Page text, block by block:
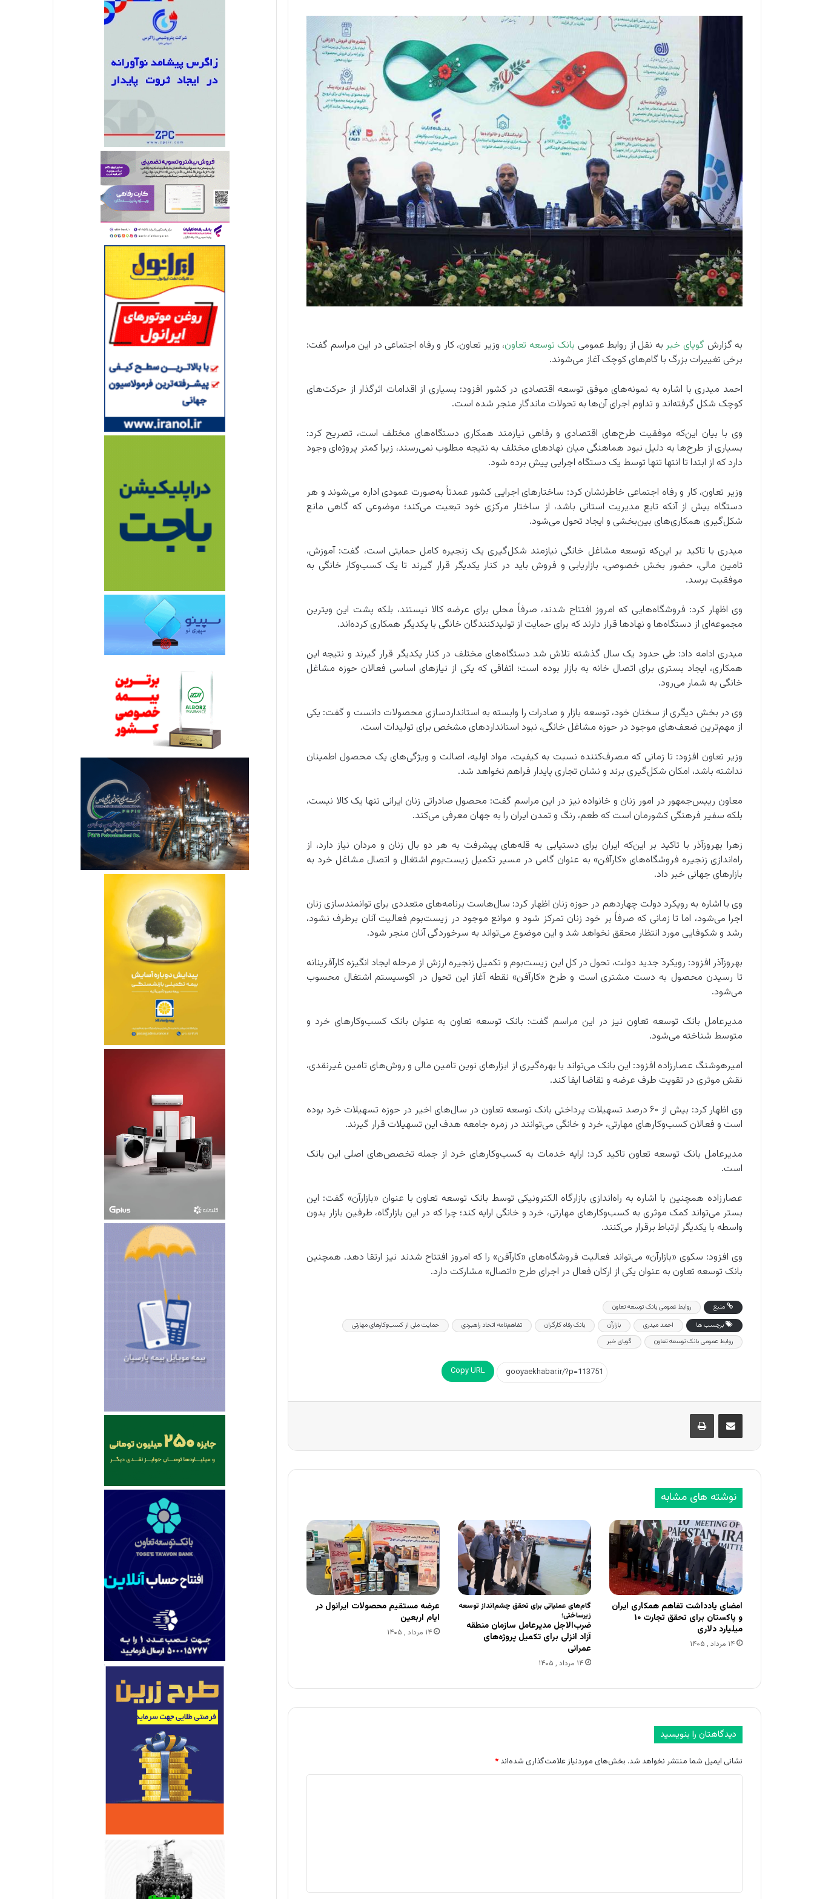
به گزارش گویای خبربه نقل از روابط عمومی بانک توسعه تعاون، وزیر تعاون، کار و رفاه اجتماعی در این مراسم گفت:
برخی تغییرات بزرگ با گام‌های کوچک آغاز می‌شوند.
احمد میدری با اشاره به نمونه‌های موفق توسعه اقتصادی در کشور افزود: بسیاری از اقدامات اثرگذار از حرکت‌های
کوچک شکل گرفته‌اند و تداوم اجرای آن‌ها به تحولات ماندگار منجر شده است.
وی با بیان این‌که موفقیت طرح‌های اقتصادی و رفاهی نیازمند همکاری دستگاه‌های مختلف است، تصریح کرد:
بسیاری از طرح‌ها به دلیل نبود هماهنگی میان نهادهای مختلف به نتیجه مطلوب نمی‌رسند، زیرا کمتر پروژه‌ای وجود
دارد که از ابتدا تا انتها تنها توسط یک دستگاه اجرایی پیش برده شود.
وزیر تعاون، کار و رفاه اجتماعی خاطرنشان کرد: ساختارهای اجرایی کشور عمدتاً به‌صورت عمودی اداره می‌شوند و هر
دستگاه بیش از آنکه تابع مدیریت استانی باشد، از ساختار مرکزی خود تبعیت می‌کند؛ موضوعی که گاهی مانع
شکل‌گیری همکاری‌های بین‌بخشی و ایجاد تحول می‌شود.
میدری با تاکید بر این‌که توسعه مشاغل خانگی نیازمند شکل‌گیری یک زنجیره کامل حمایتی است، گفت: آموزش،
تامین مالی، حضور بخش خصوصی، بازاریابی و فروش باید در کنار یکدیگر قرار گیرند تا یک کسب‌وکار خانگی به
موفقیت برسد.
وی اظهار کرد: فروشگاه‌هایی که امروز افتتاح شدند، صرفاً محلی برای عرضه کالا نیستند، بلکه پشت این ویترین
مجموعه‌ای از دستگاه‌ها و نهادها قرار دارند که برای حمایت از تولیدکنندگان خانگی با یکدیگر همکاری کرده‌اند.
میدری ادامه داد: طی حدود یک سال گذشته تلاش شد دستگاه‌های مختلف در کنار یکدیگر قرار گیرند و نتیجه این
همکاری، ایجاد بستری برای اتصال خانه به بازار بوده است؛ اتفاقی که یکی از نیازهای اساسی فعالان حوزه مشاغل
خانگی به شمار می‌رود.
وی در بخش دیگری از سخنان خود، توسعه بازار و صادرات را وابسته به استانداردسازی محصولات دانست و گفت: یکی
از مهم‌ترین ضعف‌های موجود در حوزه مشاغل خانگی، نبود استانداردهای مشخص برای تولیدات است.
وزیر تعاون افزود: تا زمانی که مصرف‌کننده نسبت به کیفیت، مواد اولیه، اصالت و ویژگی‌های یک محصول اطمینان
نداشته باشد، امکان شکل‌گیری برند و نشان تجاری پایدار فراهم نخواهد شد.
معاون رییس‌جمهور در امور زنان و خانواده نیز در این مراسم گفت: محصول صادراتی زنان ایرانی تنها یک کالا نیست،
بلکه سفیر فرهنگی کشورمان است که طعم، رنگ و تمدن ایران را به جهان معرفی می‌کند.
زهرا بهروزآذر با تاکید بر این‌که ایران برای دستیابی به قله‌های پیشرفت به هر دو بال زنان و مردان نیاز دارد، از
راه‌اندازی زنجیره فروشگاه‌های «کارآفن» به عنوان گامی در مسیر تکمیل زیست‌بوم اشتغال و اتصال مشاغل خرد به
بازارهای جهانی خبر داد.
وی با اشاره به رویکرد دولت چهاردهم در حوزه زنان اظهار کرد: سال‌هاست برنامه‌های متعددی برای توانمندسازی زنان
اجرا می‌شود، اما تا زمانی که صرفاً بر خود زنان تمرکز شود و موانع موجود در زیست‌بوم فعالیت آنان برطرف نشود،
رشد و شکوفایی مورد انتظار محقق نخواهد شد و این موضوع می‌تواند به سرخوردگی آنان منجر شود.
بهروزآذر افزود: رویکرد جدید دولت، تحول در کل این زیست‌بوم و تکمیل زنجیره ارزش از مرحله ایجاد انگیزه کارآفرینانه
تا رسیدن محصول به دست مشتری است و طرح «کارآفن» نقطه آغاز این تحول در اکوسیستم اشتغال محسوب
می‌شود.
مدیرعامل بانک توسعه تعاون نیز در این مراسم گفت: بانک توسعه تعاون به عنوان بانک کسب‌وکارهای خرد و
متوسط شناخته می‌شود.
امیرهوشنگ عصارزاده افزود: این بانک می‌تواند با بهره‌گیری از ابزارهای نوین تامین مالی و روش‌های تامین غیرنقدی،
نقش موثری در تقویت طرف عرضه و تقاضا ایفا کند.
وی اظهار کرد: بیش از ۶۰ درصد تسهیلات پرداختی بانک توسعه تعاون در سال‌های اخیر در حوزه تسهیلات خرد بوده
است و فعالان کسب‌وکارهای مهارتی، خرد و خانگی می‌توانند در زمره جامعه هدف این تسهیلات قرار گیرند.
مدیرعامل بانک توسعه تعاون تاکید کرد: ارایه خدمات به کسب‌وکارهای خرد از جمله تخصص‌های اصلی این بانک
است.
عصارزاده همچنین با اشاره به راه‌اندازی بازارگاه الکترونیکی توسط بانک توسعه تعاون با عنوان «بازارآن» گفت: این
بستر می‌تواند کمک موثری به کسب‌وکارهای مهارتی، خرد و خانگی ارایه کند؛ چرا که در این بازارگاه، طرفین بازار بدون
واسطه با یکدیگر ارتباط برقرار می‌کنند.
وی افزود: سکوی «بازارآن» می‌تواند فعالیت فروشگاه‌های «کارآفن» را که امروز افتتاح شدند نیز ارتقا دهد. همچنین
بانک توسعه تعاون به عنوان یکی از ارکان فعال در اجرای طرح «اتصال» مشارکت دارد.
منبع
روابط عمومی بانک توسعه تعاون
برچسب ها
احمد میدری بازارآن بانک رفاه کارگران تفاهم‌نامه اتحاد راهبردی
حمایت ملی از کسب‌وکارهای مهارتی
روابط عمومی بانک توسعه تعاون
گویای خبر
Copy URL
اشتراک گذاری از طریق ایمیل چاپ
نوشته های مشابه
امضای یادداشت تفاهم همکاری ایران
و پاکستان برای تحقق تجارت ۱۰
میلیارد دلاری
۱۴ مرداد , ۱۴۰۵
گام‌های عملیاتی برای تحقق چشم‌انداز توسعه
زیرساختی؛
ضرب‌الاجل مدیرعامل سازمان منطقه
آزاد انزلی برای تکمیل پروژه‌های
عمرانی
۱۴ مرداد , ۱۴۰۵
عرضه مستقیم محصولات ایرانول در
ایام اربعین
۱۴ مرداد , ۱۴۰۵
دیدگاهتان را بنویسید
نشانی ایمیل شما منتشر نخواهد شد. بخش‌های موردنیاز علامت‌گذاری شده‌اند *
*